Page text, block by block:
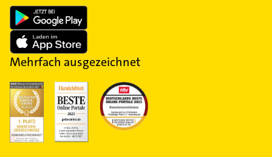
Mehrfach ausgezeichnet